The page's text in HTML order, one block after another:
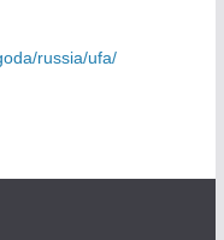
russia/ufa/